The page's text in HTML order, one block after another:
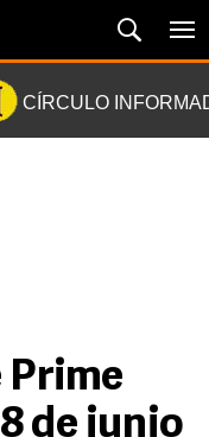
CÍRCULO
Prime
de junio